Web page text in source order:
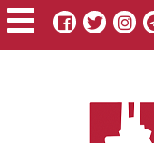
Pasar
al
contenido